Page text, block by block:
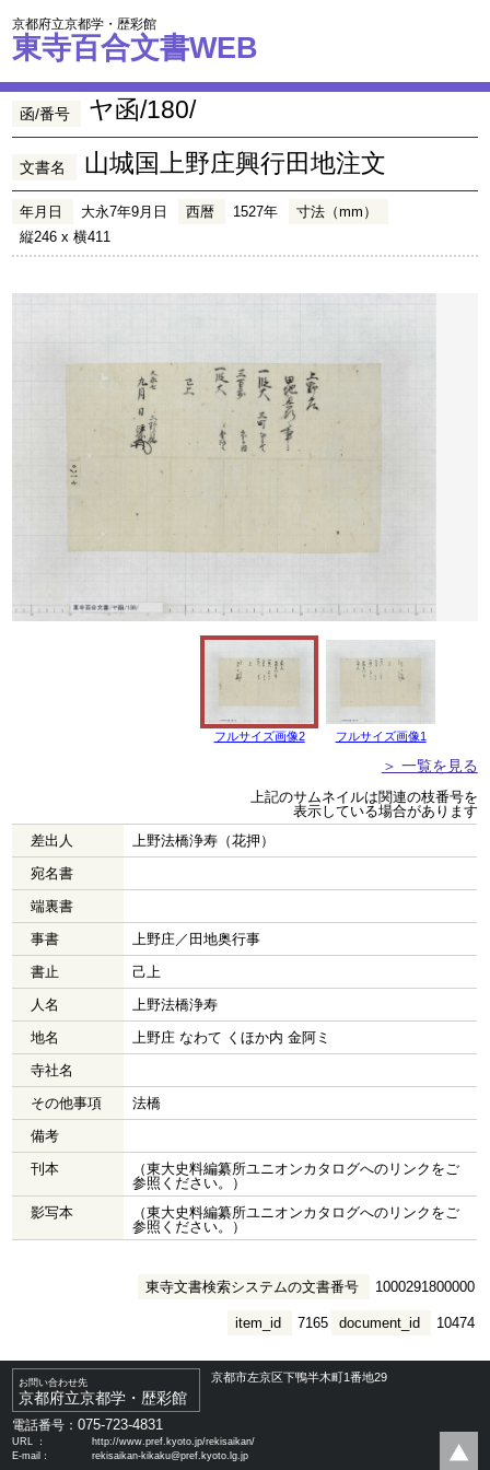
京都府立京都学・歴彩館
東寺百合文書WEB
函/番号 ヤ函/180/
文書名 山城国上野庄興行田地注文
年月日 大永7年9月日 西暦 1527年
寸法（mm）
縦246 x 横411
フルサイズ画像2 フルサイズ画像1
＞ 一覧を見る
上記のサムネイルは関連の枝番号を
表示している場合があります
差出人
上野法橋浄寿（花押）
宛名書
端裏書
事書
上野庄／田地奥行事
書止
己上
人名
上野法橋浄寿
地名
上野庄 なわて くほか内 金阿ミ
寺社名
その他事項
法橋
備考
刊本
（東大史料編纂所ユニオンカタログへのリンクをご
参照ください。）
影写本
（東大史料編纂所ユニオンカタログへのリンクをご
参照ください。）
東寺文書検索システムの文書番号 1000291800000
document_id 10474
item_id 7165
お問い合わせ先
京都府立京都学・歴彩館
京都市左京区下鴨半木町1番地29
電話番号：075-723-4831
URL ：
http://www.pref.kyoto.jp/rekisaikan/
E-mail：
rekisaikan-kikaku@pref.kyoto.lg.jp